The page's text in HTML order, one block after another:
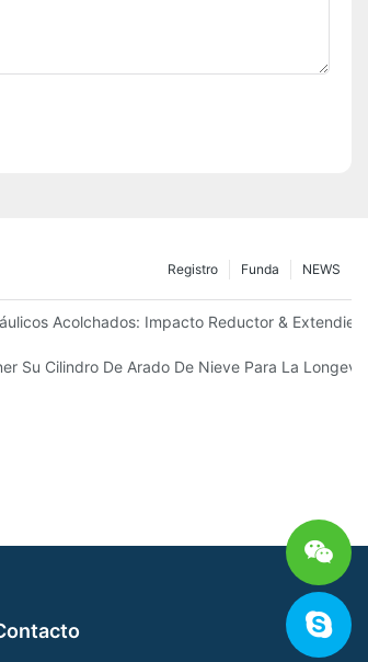
NEWS
Funda
Registro
Acolchados: Impacto Reductor &
Invierno Duras
Su Cilindro De Arado De Nieve Para La